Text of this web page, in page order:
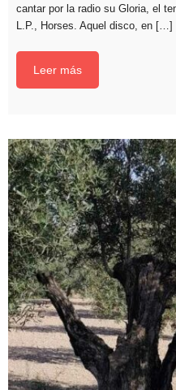
cantar por la radio su Gloria, el
L.P., Horses. Aquel disco, en […]
Leer más